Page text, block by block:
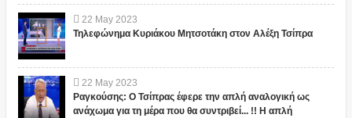
22 May 2023
Τηλεφώνημα Κυριάκου Μητσοτάκη στον Αλέξη Τσίπρα
22 May 2023
Ραγκούσης: Ο Τσίπρας έφερε την απλή αναλογική ως
ανάχωμα για τη μέρα που θα συντριβεί... !! Η απλή